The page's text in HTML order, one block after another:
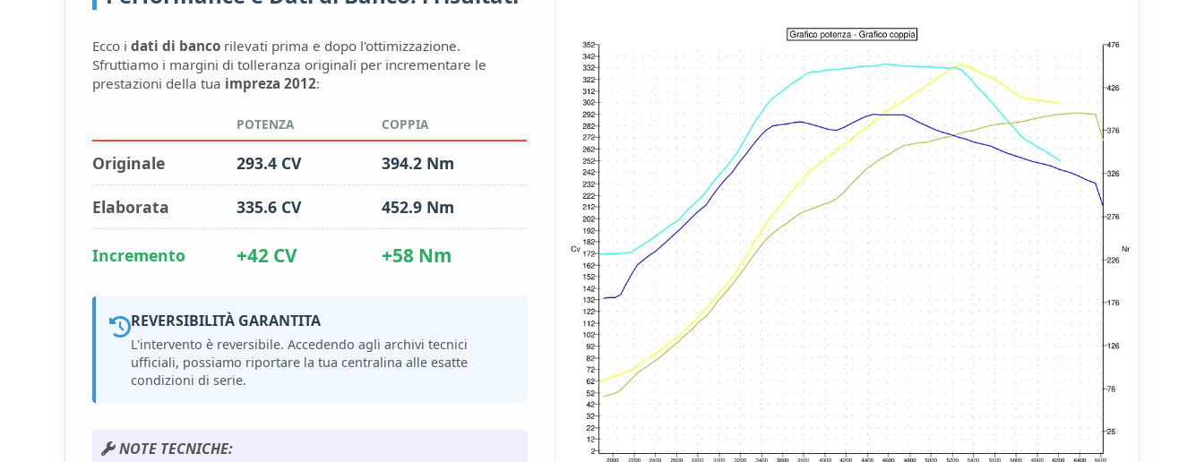
Ecco i dati di banco rilevati prima e dopo l'ottimizzazione.
Sfruttiamo i margini di tolleranza originali per incrementare le
prestazioni della tua impreza 2012:
POTENZA COPPIA
Originale 293.4 CV 394.2 Nm
Elaborata 335.6 CV 452.9 Nm
Incremento +42 CV +58 Nm
REVERSIBILITÀ GARANTITA
L'intervento è reversibile. Accedendo agli archivi tecnici
ufficiali, possiamo riportare la tua centralina alle esatte
condizioni di serie.
NOTE TECNICHE: